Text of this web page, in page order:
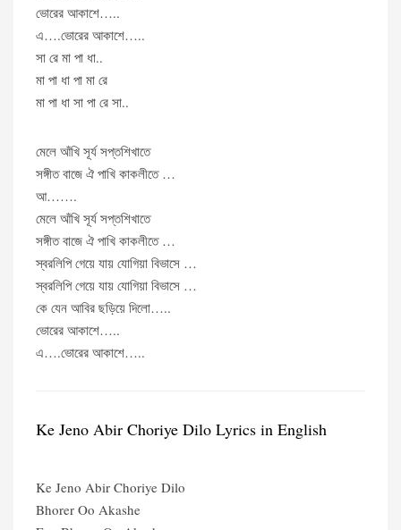
ভোরের আকাশে…..
এ….ভোরের আকাশে…..
সা রে মা পা ধা..
মা পা ধা পা মা রে
মা পা ধা সা পা রে সা..
মেলে আঁখি সূর্য সপ্তশিখাতে
সঙ্গীত বাজে ঐ পাখি কাকলীতে …
আ…….
মেলে আঁখি সূর্য সপ্তশিখাতে
সঙ্গীত বাজে ঐ পাখি কাকলীতে …
স্বরলিপি গেয়ে যায় যোগিয়া বিভাসে …
স্বরলিপি গেয়ে যায় যোগিয়া বিভাসে …
কে যেন আবির ছড়িয়ে দিলো…..
ভোরের আকাশে…..
এ….ভোরের আকাশে…..
Ke Jeno Abir Choriye Dilo Lyrics in English
Ke Jeno Abir Choriye Dilo
Bhorer Oo Akashe